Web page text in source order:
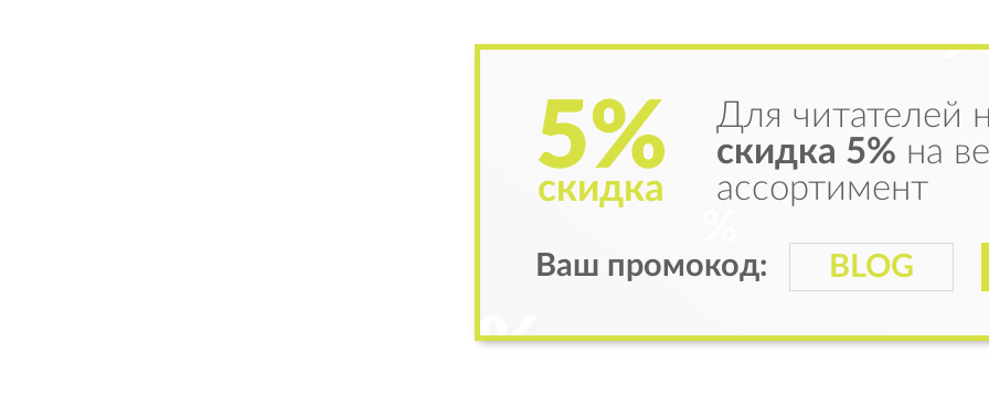
5%
скидка
Для читателей
скидка 5% на
ассортимент
Ваш промокод: BLOG